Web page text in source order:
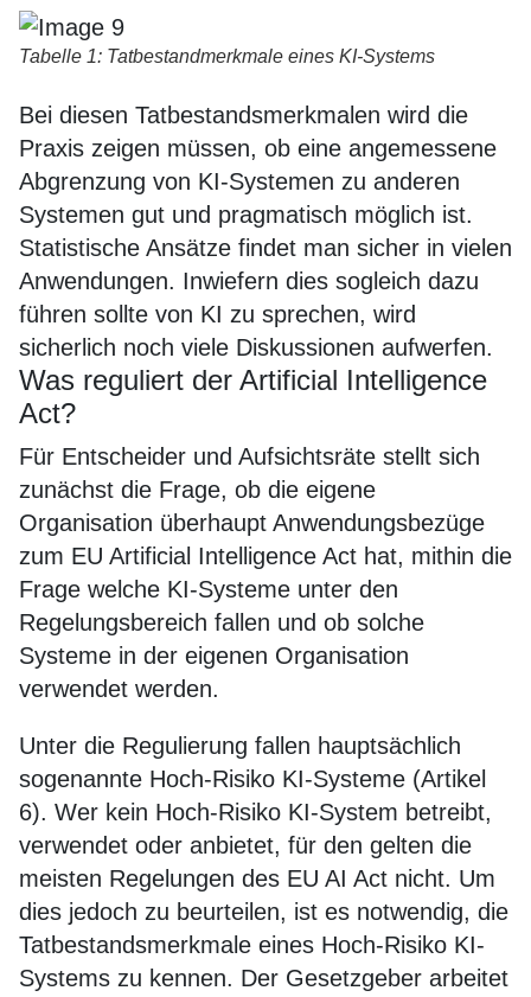
Tabelle 1: Tatbestandmerkmale eines KI-Systems
Bei diesen Tatbestandsmerkmalen wird die
Praxis zeigen müssen, ob eine angemessene
Abgrenzung von KI-Systemen zu anderen
Systemen gut und pragmatisch möglich ist.
Statistische Ansätze findet man sicher in vielen
Anwendungen. Inwiefern dies sogleich dazu
führen sollte von KI zu sprechen, wird
sicherlich noch viele Diskussionen aufwerfen.
Was reguliert der Artificial Intelligence
Act?
Für Entscheider und Aufsichtsräte stellt sich
zunächst die Frage, ob die eigene
Organisation überhaupt Anwendungsbezüge
zum EU Artificial Intelligence Act hat, mithin die
Frage welche KI-Systeme unter den
Regelungsbereich fallen und ob solche
Systeme in der eigenen Organisation
verwendet werden.
Unter die Regulierung fallen hauptsächlich
sogenannte Hoch-Risiko KI-Systeme (Artikel
6). Wer kein Hoch-Risiko KI-System betreibt,
verwendet oder anbietet, für den gelten die
meisten Regelungen des EU AI Act nicht. Um
dies jedoch zu beurteilen, ist es notwendig, die
Tatbestandsmerkmale eines Hoch-Risiko KI-
Systems zu kennen. Der Gesetzgeber arbeitet